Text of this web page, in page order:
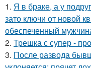
1. Я в браке, а у
зато ключи от новой
обеспеченный
2. Трешка с супер -
3. После развода